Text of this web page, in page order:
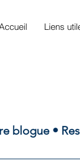
Liens
blogue •